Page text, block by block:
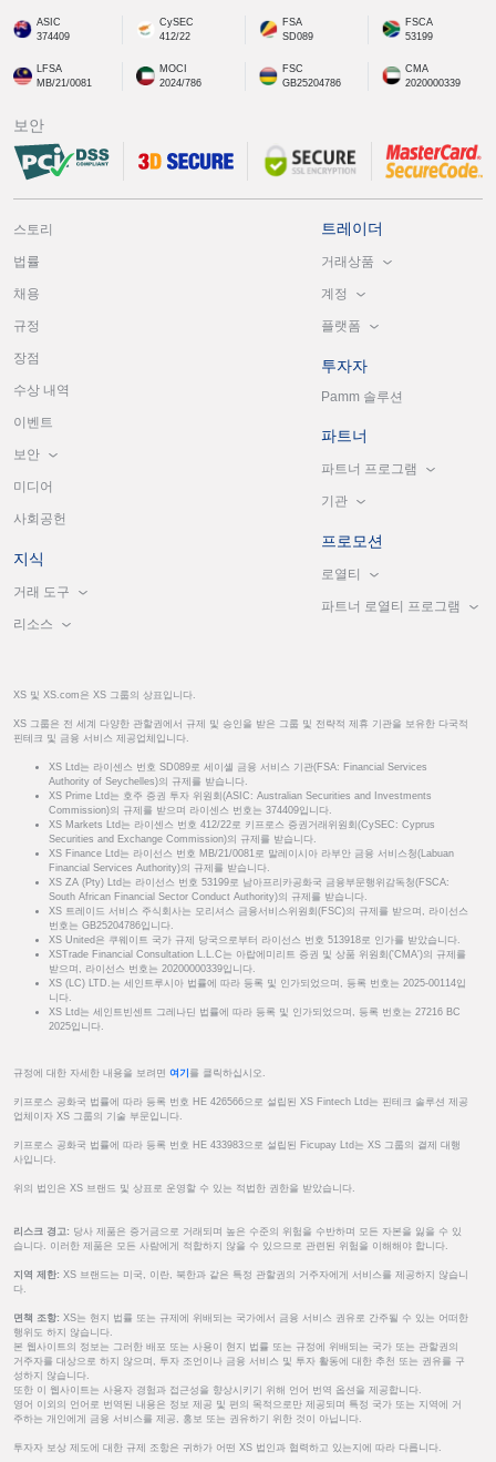
ASIC
374409
CySEC
412/22
FSA
SD089
FSCA
53199
LFSA
MB/21/0081
MOCI
2024/786
FSC
GB25204786
CMA
2020000339
보안
스토리
법률
채용
규정
장점
수상 내역
이벤트
보안
미디어
사회공헌
지식
거래 도구
리소스
트레이더
거래상품
계정
플랫폼
투자자
Pamm 솔루션
파트너
파트너 프로그램
기관
프로모션
로열티
파트너 로열티 프로그램
XS 및 XS.com은 XS 그룹의 상표입니다.
XS 그룹은 전 세계 다양한 관할권에서 규제 및 승인을 받은 그룹 및 전략적 제휴 기관을 보유한 다국적
핀테크 및 금융 서비스 제공업체입니다.
XS Ltd는 라이센스 번호 SD089로 세이셸 금융 서비스 기관(FSA: Financial Services
Authority of Seychelles)의 규제를 받습니다.
XS Prime Ltd는 호주 증권 투자 위원회(ASIC: Australian Securities and Investments
Commission)의 규제를 받으며 라이센스 번호는 374409입니다.
XS Markets Ltd는 라이센스 번호 412/22로 키프로스 증권거래위원회(CySEC: Cyprus
Securities and Exchange Commission)의 규제를 받습니다.
XS Finance Ltd는 라이선스 번호 MB/21/0081로 말레이시아 라부안 금융 서비스청(Labuan
Financial Services Authority)의 규제를 받습니다.
XS ZA (Pty) Ltd는 라이선스 번호 53199로 남아프리카공화국 금융부문행위감독청(FSCA:
South African Financial Sector Conduct Authority)의 규제를 받습니다.
XS 트레이드 서비스 주식회사는 모리셔스 금융서비스위원회(FSC)의 규제를 받으며, 라이선스
번호는 GB25204786입니다.
XS United은 쿠웨이트 국가 규제 당국으로부터 라이선스 번호 513918로 인가를 받았습니다.
XSTrade Financial Consultation L.L.C는 아랍에미리트 증권 및 상품 위원회('CMA')의 규제를
받으며, 라이선스 번호는 20200000339입니다.
XS (LC) LTD.는 세인트루시아 법률에 따라 등록 및 인가되었으며, 등록 번호는 2025-00114입
니다.
XS Ltd는 세인트빈센트 그레나딘 법률에 따라 등록 및 인가되었으며, 등록 번호는 27216 BC
2025입니다.
규정에 대한 자세한 내용을 보려면 여기 를 클릭하십시오.
키프로스 공화국 법률에 따라 등록 번호 HE 426566으로 설립된 XS Fintech Ltd는 핀테크 솔루션 제공
업체이자 XS 그룹의 기술 부문입니다.
키프로스 공화국 법률에 따라 등록 번호 HE 433983으로 설립된 Ficupay Ltd는 XS 그룹의 결제 대행
사입니다.
위의 법인은 XS 브랜드 및 상표로 운영할 수 있는 적법한 권한을 받았습니다.
리스크 경고: 당사 제품은 증거금으로 거래되며 높은 수준의 위험을 수반하며 모든 자본을 잃을 수 있
습니다. 이러한 제품은 모든 사람에게 적합하지 않을 수 있으므로 관련된 위험을 이해해야 합니다.
지역 제한: XS 브랜드는 미국, 이란, 북한과 같은 특정 관할권의 거주자에게 서비스를 제공하지 않습니
다.
면책 조항: XS는 현지 법률 또는 규제에 위배되는 국가에서 금융 서비스 권유로 간주될 수 있는 어떠한
행위도 하지 않습니다.
본 웹사이트의 정보는 그러한 배포 또는 사용이 현지 법률 또는 규정에 위배되는 국가 또는 관할권의
거주자를 대상으로 하지 않으며, 투자 조언이나 금융 서비스 및 투자 활동에 대한 추천 또는 권유를 구
성하지 않습니다.
또한 이 웹사이트는 사용자 경험과 접근성을 향상시키기 위해 언어 번역 옵션을 제공합니다.
영어 이외의 언어로 번역된 내용은 정보 제공 및 편의 목적으로만 제공되며 특정 국가 또는 지역에 거
주하는 개인에게 금융 서비스를 제공, 홍보 또는 권유하기 위한 것이 아닙니다.
투자자 보상 제도에 대한 규제 조항은 귀하가 어떤 XS 법인과 협력하고 있는지에 따라 다릅니다.